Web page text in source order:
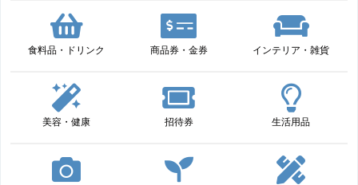
食料品・ドリンク 商品券・金券 インテリア・雑貨
美容・健康 招待券 生活用品